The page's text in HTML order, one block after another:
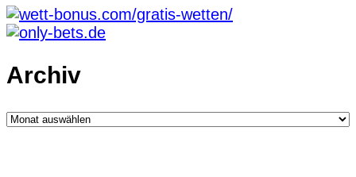
Archiv
Archiv